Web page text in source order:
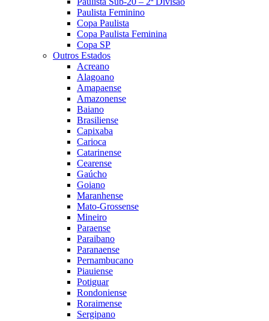
Paulista Feminino
Copa Paulista
Copa Paulista Feminina
Copa SP
Outros Estados
Acreano
Alagoano
Amapaense
Amazonense
Baiano
Brasiliense
Capixaba
Carioca
Catarinense
Cearense
Gaúcho
Goiano
Maranhense
Mato-Grossense
Mineiro
Paraense
Paraibano
Paranaense
Pernambucano
Piauiense
Potiguar
Rondoniense
Roraimense
Sergipano